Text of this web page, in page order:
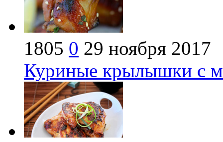
1805 0 29 ноября 2017
Куриные крылышки с